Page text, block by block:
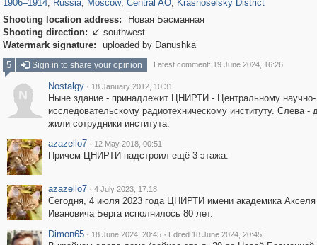
1906–1914, Russia, Moscow, Central AO, Krasnoselsky District
Shooting location address:
Новая Басманная
Shooting direction:  southwest
Watermark signature:
uploaded by Danushka
5
Sign in to share your opinion Latest comment: 19 June 2024, 16:26
N
Nostalgy · 18 January 2012, 10:31
Ныне здание - принадлежит ЦНИРТИ - Центральному научно-
исследовательскому радиотехническому институту. Слева -
жили сотрудники института.
azazello7 · 12 May 2018, 00:51
Причем ЦНИРТИ надстроил ещё 3 этажа.
azazello7 · 4 July 2023, 17:18
Сегодня, 4 июля 2023 года ЦНИРТИ имени академика Акселя
Ивановича Берга исполнилось 80 лет.
Dimon65 · 18 June 2024, 20:45 · Edited 18 June 2024, 20:45